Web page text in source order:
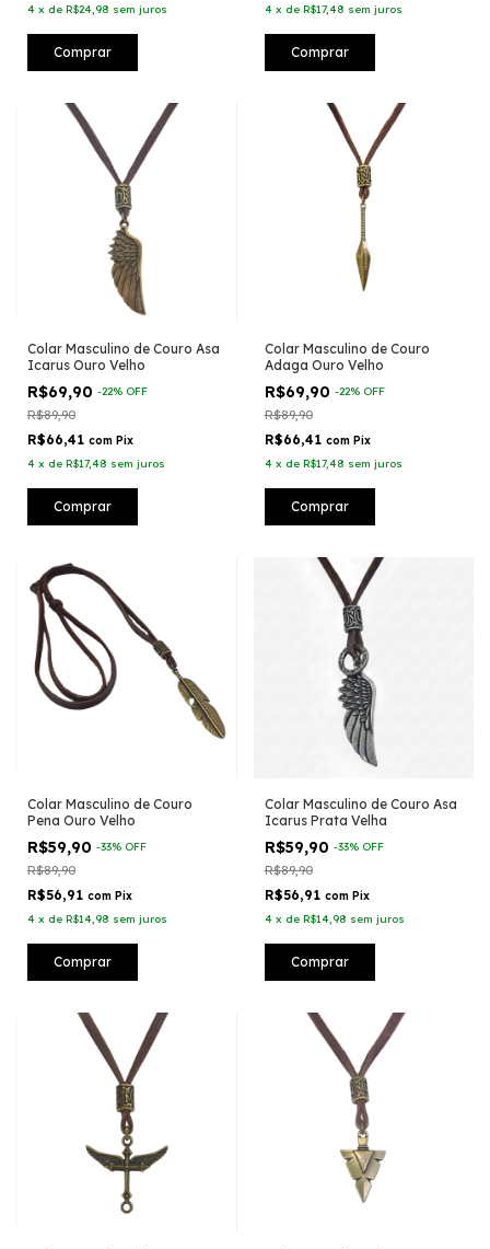
4 x de R$24,98 sem juros
4 x de R$17,48 sem juros
Colar Masculino de Couro Asa
Icarus Ouro Velho
R$69,90 -22% OFF
R$89,90
R$66,41 com Pix
4 x de R$17,48 sem juros
Colar Masculino de Couro
Adaga Ouro Velho
R$69,90 -22% OFF
R$89,90
R$66,41 com Pix
4 x de R$17,48 sem juros
Colar Masculino de Couro
Pena Ouro Velho
R$59,90 -33% OFF
R$89,90
R$56,91 com Pix
4 x de R$14,98 sem juros
Colar Masculino de Couro Asa
Icarus Prata Velha
R$59,90 -33% OFF
R$89,90
R$56,91 com Pix
4 x de R$14,98 sem juros